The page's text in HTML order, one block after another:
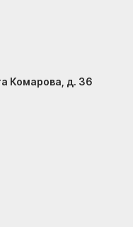
Комарова, д. 36